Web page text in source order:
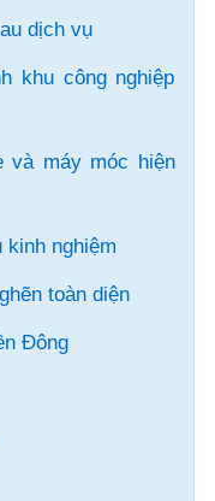
dịch vụ
khu công nghiệp
và máy móc hiện
nghiệm
toàn diện
Đông